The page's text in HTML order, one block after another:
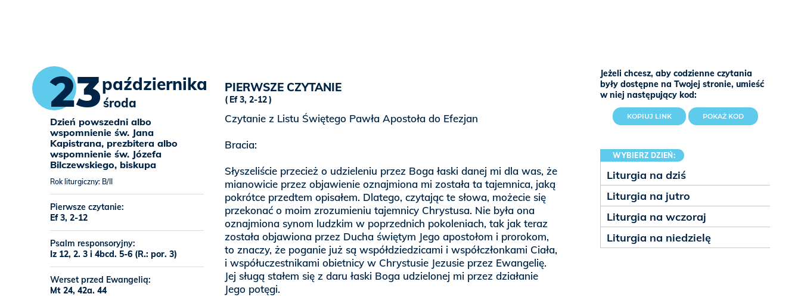
23października
środa
Dzień powszedni albo
wspomnienie św. Jana
Kapistrana, prezbitera albo
wspomnienie św. Józefa
Bilczewskiego, biskupa
Rok liturgiczny: B/II
Pierwsze czytanie:
Ef 3, 2-12
Psalm responsoryjny:
Iz 12, 2. 3 i 4bcd. 5-6 (R.: por. 3)
Werset przed Ewangelią:
Mt 24, 42a. 44
PIERWSZE CZYTANIE
Ef 3, 2-12
Czytanie z Listu Świętego Pawła Apostoła do Efezjan
Bracia:
Słyszeliście przecież o udzieleniu przez Boga łaski danej mi dla was, że
mianowicie przez objawienie oznajmiona mi została ta tajemnica, jaką
pokrótce przedtem opisałem. Dlatego, czytając te słowa, możecie się
przekonać o moim zrozumieniu tajemnicy Chrystusa. Nie była ona
oznajmiona synom ludzkim w poprzednich pokoleniach, tak jak teraz
została objawiona przez Ducha świętym Jego apostołom i prorokom,
to znaczy, że poganie już są współdziedzicami i współczłonkami Ciała,
i współuczestnikami obietnicy w Chrystusie Jezusie przez Ewangelię.
Jej sługą stałem się z daru łaski Boga udzielonej mi przez działanie
Jego potęgi.
Jeżeli chcesz, aby codzienne czytania
były dostępne na Twojej stronie, umieść
w niej następujący kod:
KOPIUJ LINK POKAŻ KOD
WYBIERZ DZIEŃ:
Liturgia na dziś
Liturgia na jutro
Liturgia na wczoraj
Liturgia na niedzielę